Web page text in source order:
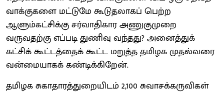
வாக்குகளை மட்டுமே கூடுதலாகப் பெற்ற
ஆளும்கட்சிக்கு சர்வாதிகார அணுகுமுறை
வருவதற்கு எப்படி துணிவு வந்தது? அனைத்துக்
கட்சிக் கூட்டத்தைக் கூட்ட மறுத்த தமிழக முதல்வரை
வன்மையாகக் கண்டிக்கிறேன்.
தமிழக சுகாதாரத்துறையிடம் 2,100 சுவாசக்கருவிகள்